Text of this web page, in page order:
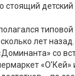
стоящий детский
типовой
лет
со
«О’Кей»